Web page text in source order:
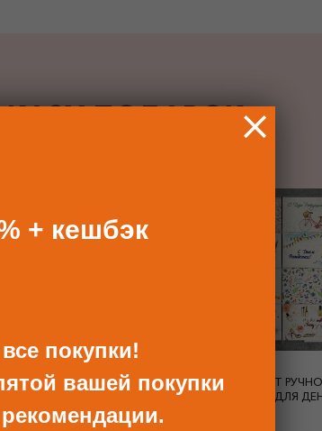
ПОДАРОК
КОНВЕРТ РУЧНОЙ
ДЕКОРОМ
КОНВЕРТ
РАБОТЫ ДЛЯ
+ кешбэк
покупки!
вашей покупки